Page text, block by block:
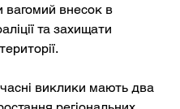
вагомий внесок в
та захищати
виклики мають два